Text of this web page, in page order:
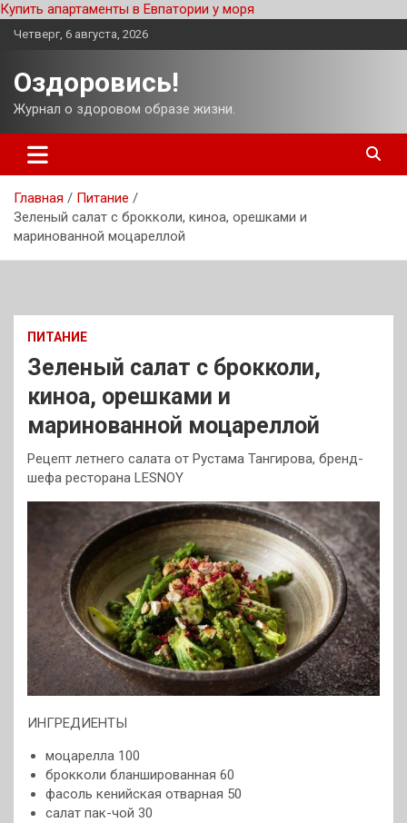
Купить апартаменты в Евпатории у моря
Перейти
Четверг, 6 августа, 2026
Оздоровись!
Журнал о здоровом образе жизни.
Главная
Питание
Зеленый салат с брокколи, киноа, орешками и
маринованной моцареллой
ПИТАНИЕ
Зеленый салат с брокколи,
киноа, орешками и
маринованной моцареллой
Рецепт летнего салата от Рустама Тангирова, бренд-
шефа ресторана LESNOY
ИНГРЕДИЕНТЫ
моцарелла 100
брокколи бланшированная 60
фасоль кенийская отварная 50
салат пак-чой 30